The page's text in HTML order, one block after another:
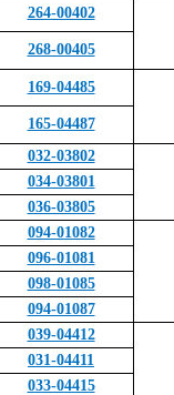
264-00402
268-00405
169-04485
165-04487
032-03802
034-03801
036-03805
094-01082
096-01081
098-01085
094-01087
039-04412
031-04411
033-04415